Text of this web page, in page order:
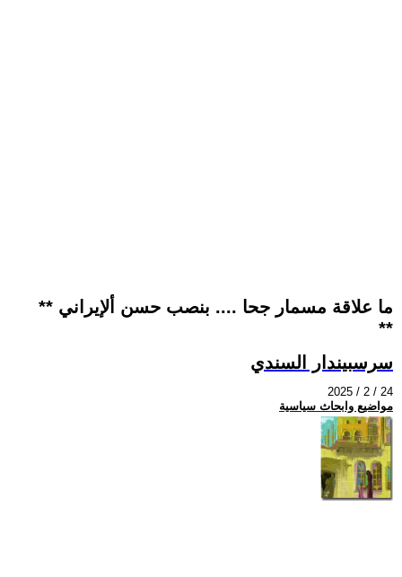
** ما علاقة مسمار جحا .... بنصب حسن ألإيراني
**
سرسبيندار السندي
2025 / 2 / 24
مواضيع وابحاث سياسية